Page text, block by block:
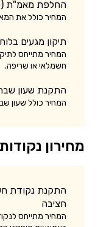
החלפת מאמ"ת
המחיר כולל את
תיקון מגעים
המחיר מתייחס
חשמלאי או שריפה.
התקנת שעון
המחיר כולל שעון
מחירון
התקנת נקודת
חציבה